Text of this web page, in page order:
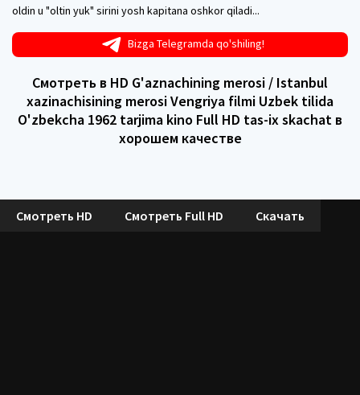
oldin u "oltin yuk" sirini yosh kapitana oshkor qiladi...
Bizga Telegramda qo'shiling!
Смотреть в HD G'aznachining merosi / Istanbul
xazinachisining merosi Vengriya filmi Uzbek tilida
O'zbekcha 1962 tarjima kino Full HD tas-ix skachat в
хорошем качестве
Смотреть HD Смотреть Full HD Скачать